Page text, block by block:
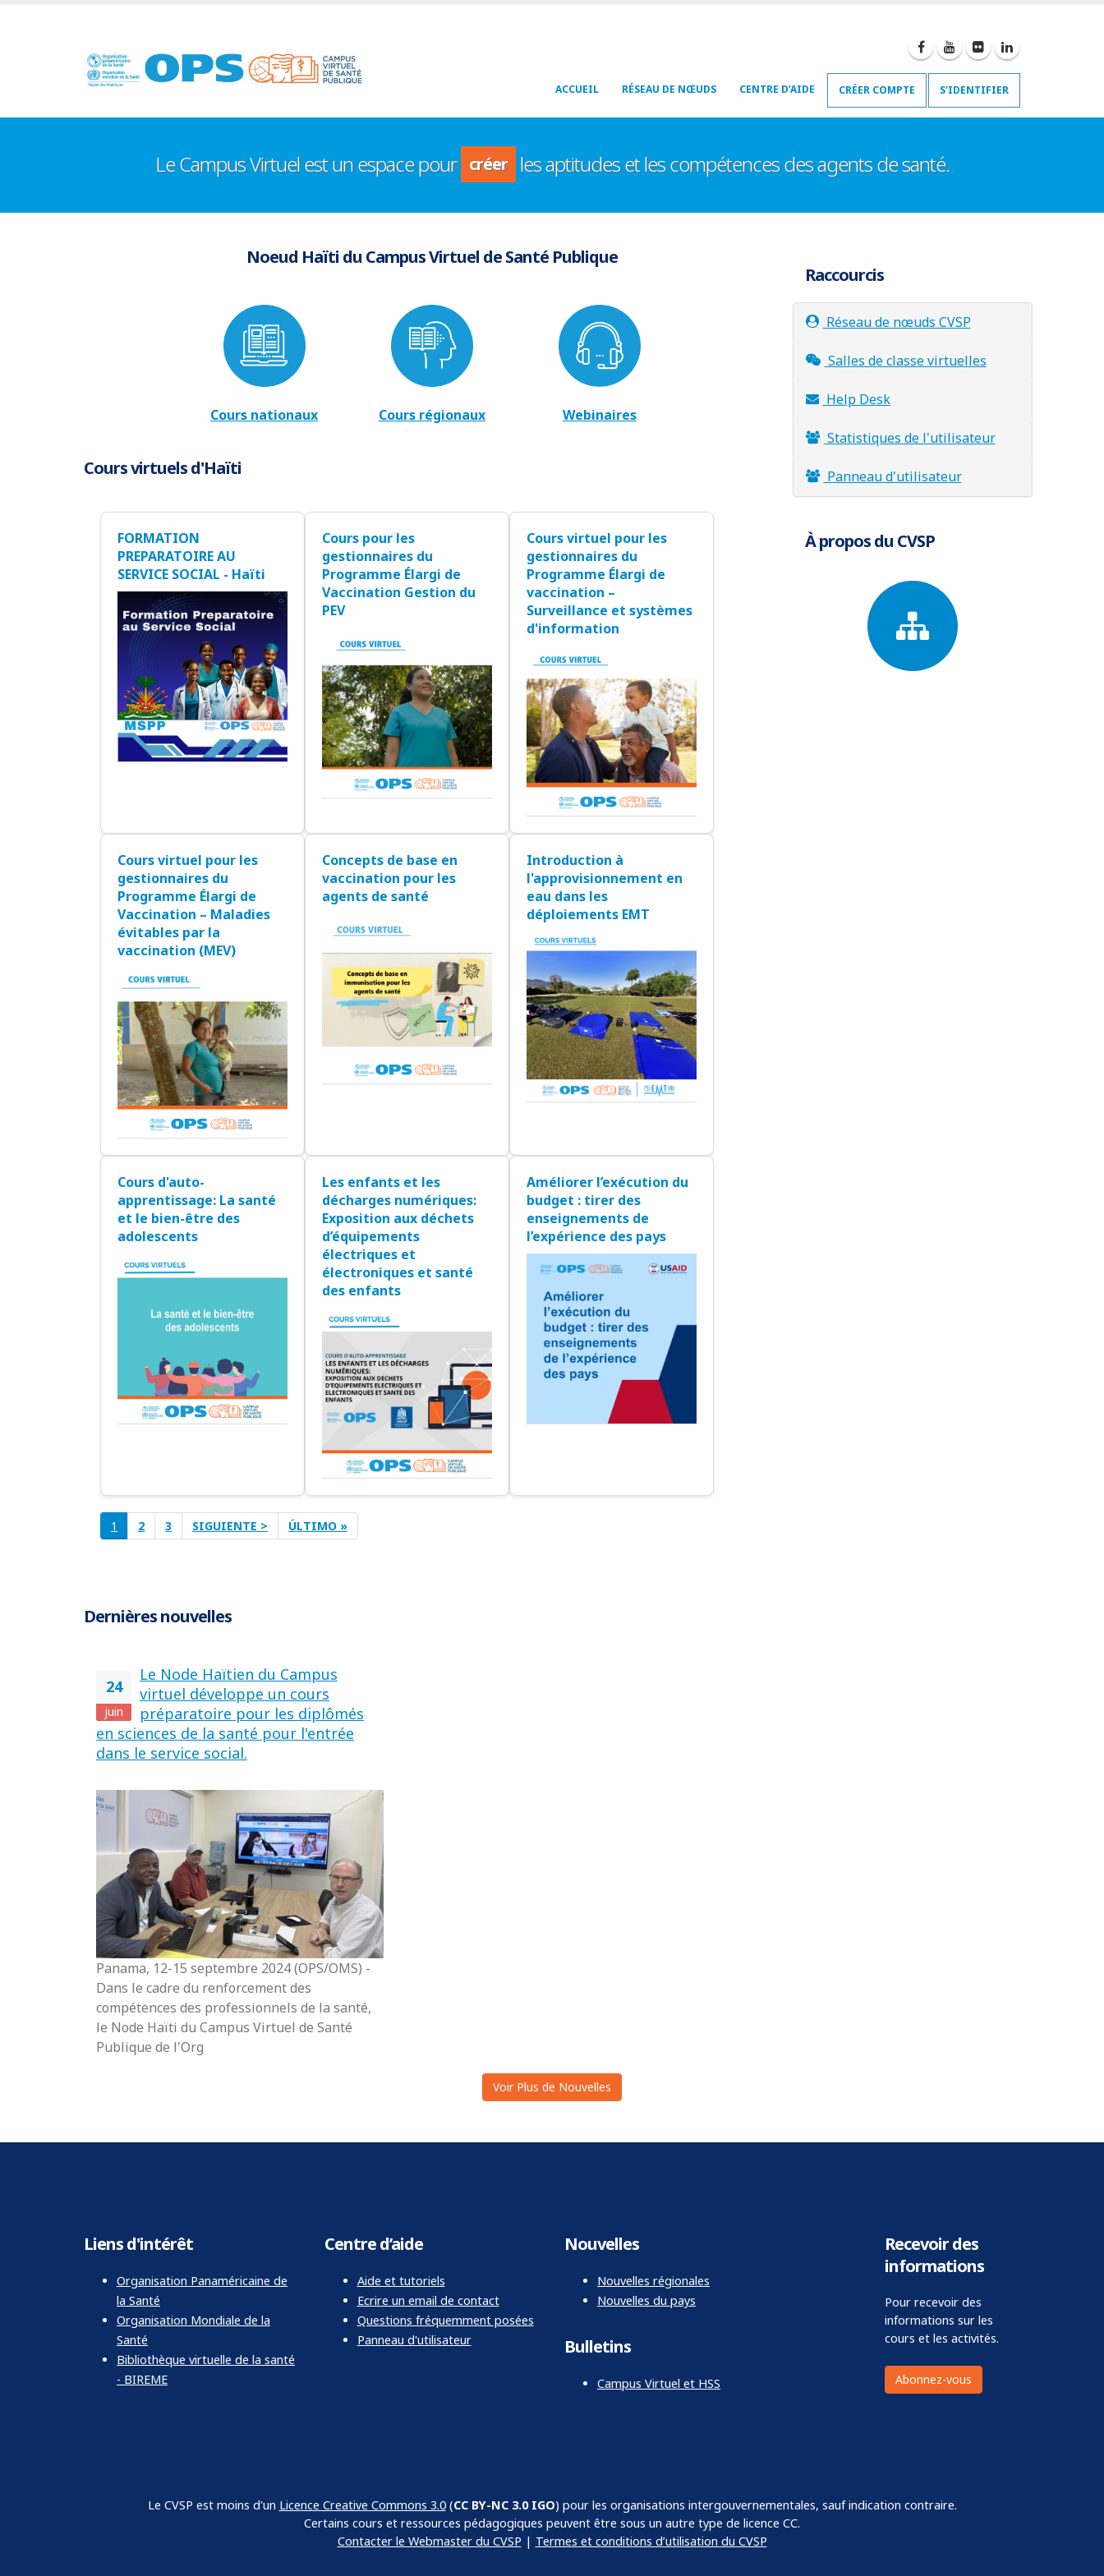
Navegación
principal
ACCUEIL RÉSEAU DE NŒUDS CENTRE D’AIDE CRÉER COMPTE S'IDENTIFIER
Le Campus Virtuel est un espace pour
développer
contribuer
créer
partager
les aptitudes et les compétences des agents de santé.
Noeud Haïti du Campus Virtuel de Santé Publique
Cours nationaux Cours régionaux Webinaires
Cours virtuels d'Haïti
FORMATION
PREPARATOIRE AU
SERVICE SOCIAL - Haïti
Cours pour les
gestionnaires du
Programme Élargi de
Vaccination Gestion du
PEV
Cours virtuel pour les
gestionnaires du
Programme Élargi de
vaccination –
Surveillance et systèmes
d'information
Cours virtuel pour les
gestionnaires du
Programme Élargi de
Vaccination – Maladies
évitables par la
vaccination (MEV)
Concepts de base en
vaccination pour les
agents de santé
Introduction à
l'approvisionnement en
eau dans les
déploiements EMT
Cours d'auto-
apprentissage: La santé
et le bien-être des
adolescents
Les enfants et les
décharges numériques:
Exposition aux déchets
d’équipements
électriques et
électroniques et santé
des enfants
Améliorer l’exécution du
budget : tirer des
enseignements de
l’expérience des pays
PAGE
1 PAGE
2 PAGE
3
PAGE
SUIVANTE
SIGUIENTE >
DERNIÈRE
PAGE
ÚLTIMO »
Raccourcis
Réseau de nœuds CVSP
Salles de classe virtuelles
Help Desk
Statistiques de l'utilisateur
Panneau d'utilisateur
À propos du CVSP
Dernières nouvelles
24
juin
Le Node Haïtien du Campus
virtuel développe un cours
préparatoire pour les diplômés
en sciences de la santé pour l'entrée
dans le service social.
Panama, 12-15 septembre 2024 (OPS/OMS) -
Dans le cadre du renforcement des
compétences des professionnels de la santé,
le Node Haïti du Campus Virtuel de Santé
Publique de l'Org
Voir Plus de Nouvelles
Liens d'intérêt
Organisation Panaméricaine de
la Santé
Organisation Mondiale de la
Santé
Bibliothèque virtuelle de la santé
- BIREME
Centre d’aide
Aide et tutoriels
Ecrire un email de contact
Questions fréquemment posées
Panneau d'utilisateur
Nouvelles
Nouvelles régionales
Nouvelles du pays
Bulletins
Campus Virtuel et HSS
Recevoir des
informations
Pour recevoir des
informations sur les
cours et les activités.
Abonnez-vous
Le CVSP est moins d'un Licence Creative Commons 3.0(CC BY-NC 3.0 IGO) pour les organisations intergouvernementales, sauf indication contraire.
Certains cours et ressources pédagogiques peuvent être sous un autre type de licence CC.
Contacter le Webmaster du CVSP | Termes et conditions d’utilisation du CVSP